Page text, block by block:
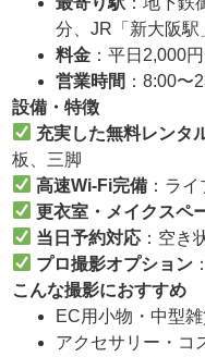
分、JR「新大阪駅
料金 ：平日2,000
営業時間 ：8:00〜
設備・特徴
充実した無料レンタ
板、三脚
高速Wi-Fi完備 ：ラ
更衣室・メイクスペ
当日予約対応 ：空き
プロ撮影オプション
こんな撮影におすすめ
EC用小物・中型
アクセサリー・コ